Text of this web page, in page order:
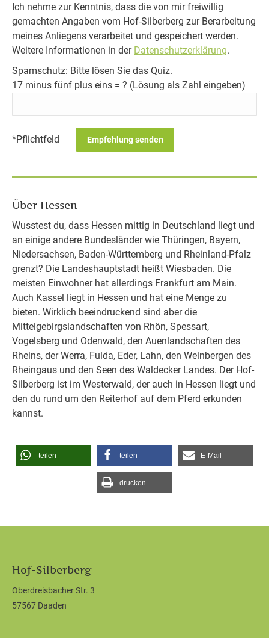
dieses
Feld
leer.
Ich nehme zur Kenntnis, dass die von mir freiwillig
gemachten Angaben vom Hof-Silberberg zur Berarbeitung
meines Anliegens verarbeitet und gespeichert werden.
Weitere Informationen in der Datenschutzerklärung.
Spamschutz: Bitte lösen Sie das Quiz.
17 minus fünf plus eins = ? (Lösung als Zahl eingeben)
*Pflichtfeld
Über Hessen
Wusstest du, dass Hessen mittig in Deutschland liegt und
an einige andere Bundesländer wie Thüringen, Bayern,
Niedersachsen, Baden-Württemberg und Rheinland-Pfalz
grenzt? Die Landeshauptstadt heißt Wiesbaden. Die
meisten Einwohner hat allerdings Frankfurt am Main.
Auch Kassel liegt in Hessen und hat eine Menge zu
bieten. Wirklich beeindruckend sind aber die
Mittelgebirgslandschaften von Rhön, Spessart,
Vogelsberg und Odenwald, den Auenlandschaften des
Rheins, der Werra, Fulda, Eder, Lahn, den Weinbergen des
Rheingaus und den Seen des Waldecker Landes. Der Hof-
Silberberg ist im Westerwald, der auch in Hessen liegt und
den du rund um den Reiterhof auf dem Pferd erkunden
kannst.
teilen teilen E-Mail
drucken
Hof-Silberberg
Oberdreisbacher Str. 3
57567 Daaden